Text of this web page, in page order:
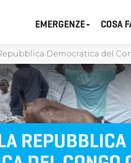
EMERGENZE COSA
Democratica del
REPUBBLICA